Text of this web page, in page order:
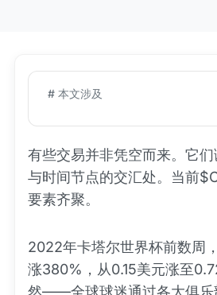
# 本文涉及
有些交易并非凭空而来。它
与时间节点的交汇处。当前
要素齐聚。
2022年卡塔尔世界杯前数周
涨380%，从0.15美元涨至
然——全球球迷通过各大俱乐